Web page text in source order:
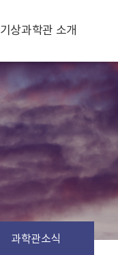
기상과학관 소개
과학관소식